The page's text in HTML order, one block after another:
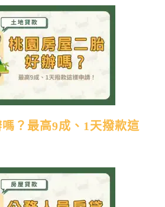
？最高9成、1天撥款這